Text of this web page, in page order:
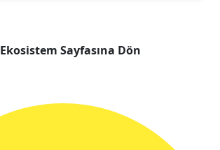
Ekosistem Sayfasına Dön